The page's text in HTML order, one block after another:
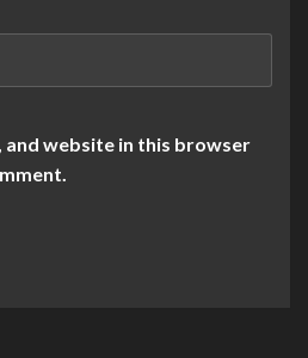
and website in this browser